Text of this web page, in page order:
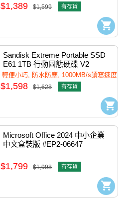
$1,389 $1,599 有存貨
Sandisk Extreme Portable SSD
E61 1TB 行動固態硬碟 V2
#sDssDE61-1T00
輕便小巧, 防水防塵, 1000MB/s讀寫速度
$1,598 $1,628 有存貨
Microsoft Office 2024 中小企業
中文盒裝版 #EP2-06647
$1,799 $1,998 有存貨